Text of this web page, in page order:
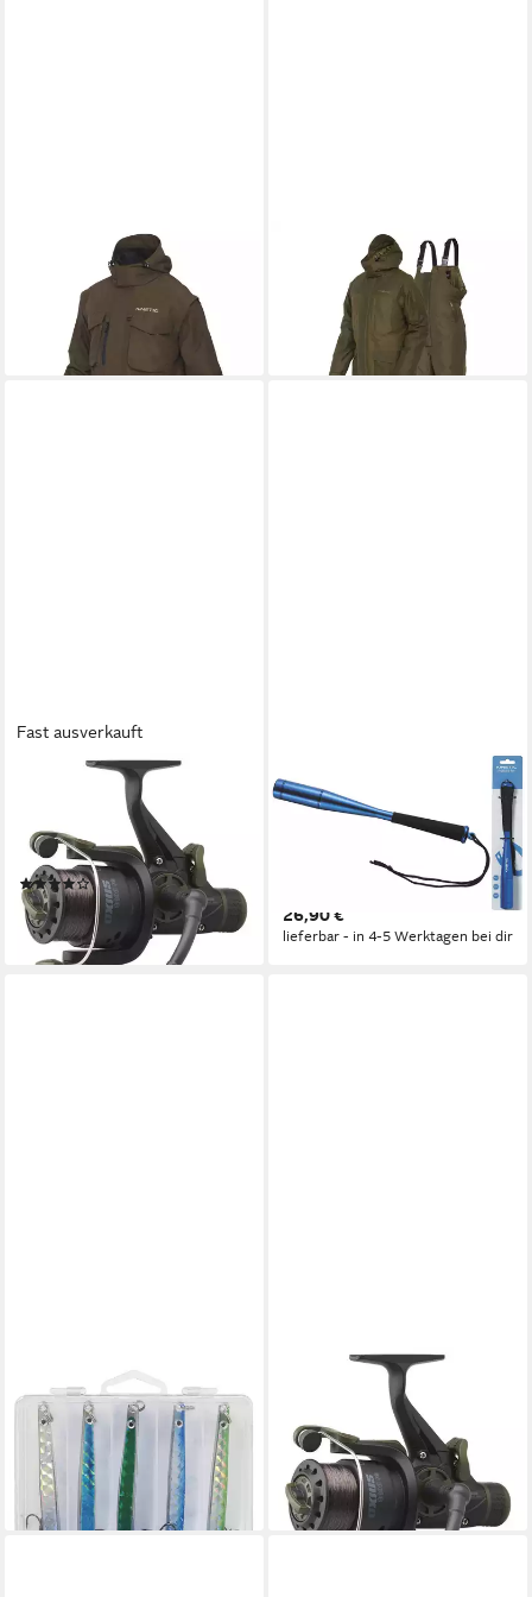
Outdoorjacke Strider Zip-Off
Jacket Olive
80,99 €
lieferbar - in 3-4 Werktagen bei dir
Winterjacke X-Shade Winter
Suit Ivy Green
107,99 €
lieferbar - in 3-4 Werktagen bei dir
Fast ausverkauft
Freilaufrolle Oxius 6000 Fs
1Bb Graphite Spare Spool
0.35Mm)
(1)
24,99 €
lieferbar - in 3-4 Werktagen bei dir
KINETIC
Fischtöter Kinetic Priest
Fischtöter aus Aluminium -
26cm lang - 148g, (1-St), Griff
aus weichem EVA
26,90 €
lieferbar - in 4-5 Werktagen bei dir
Kunstköder Kinetic Belone
Flash 16G Mix 5Pcs
11,99 €
lieferbar - in 3-4 Werktagen bei dir
Freilaufrolle Oxius 5000 Fs
1Bb Graphite Spare Spool
0.35Mm)
22,99 €
lieferbar - in 3-4 Werktagen bei dir